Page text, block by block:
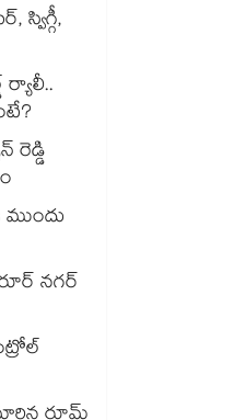
స్విగ్గీ,
రెడ్డి
ముందు
నగర్